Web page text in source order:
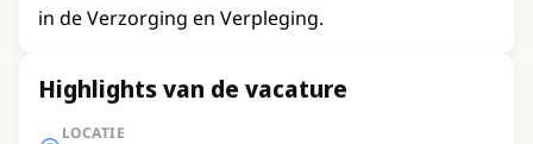
in de Verzorging en Verpleging.
Highlights van de vacature
LOCATIE